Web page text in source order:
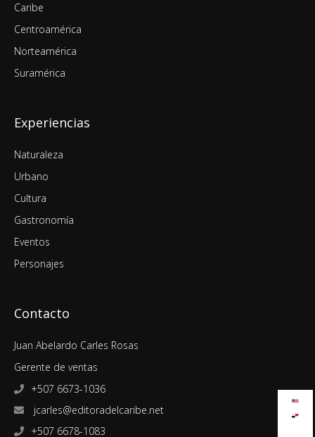
Caribe
Centroamérica
Norteamérica
Suramérica
Experiencias
Naturaleza
Urbano
Cultura
Gastronomía
Eventos
Personajes
Contacto
Juan Abelardo Carles Rosas
Gerente de ventas
+507 6673-1036
jcarles@editoradelcaribe.net
+507 6678-1083